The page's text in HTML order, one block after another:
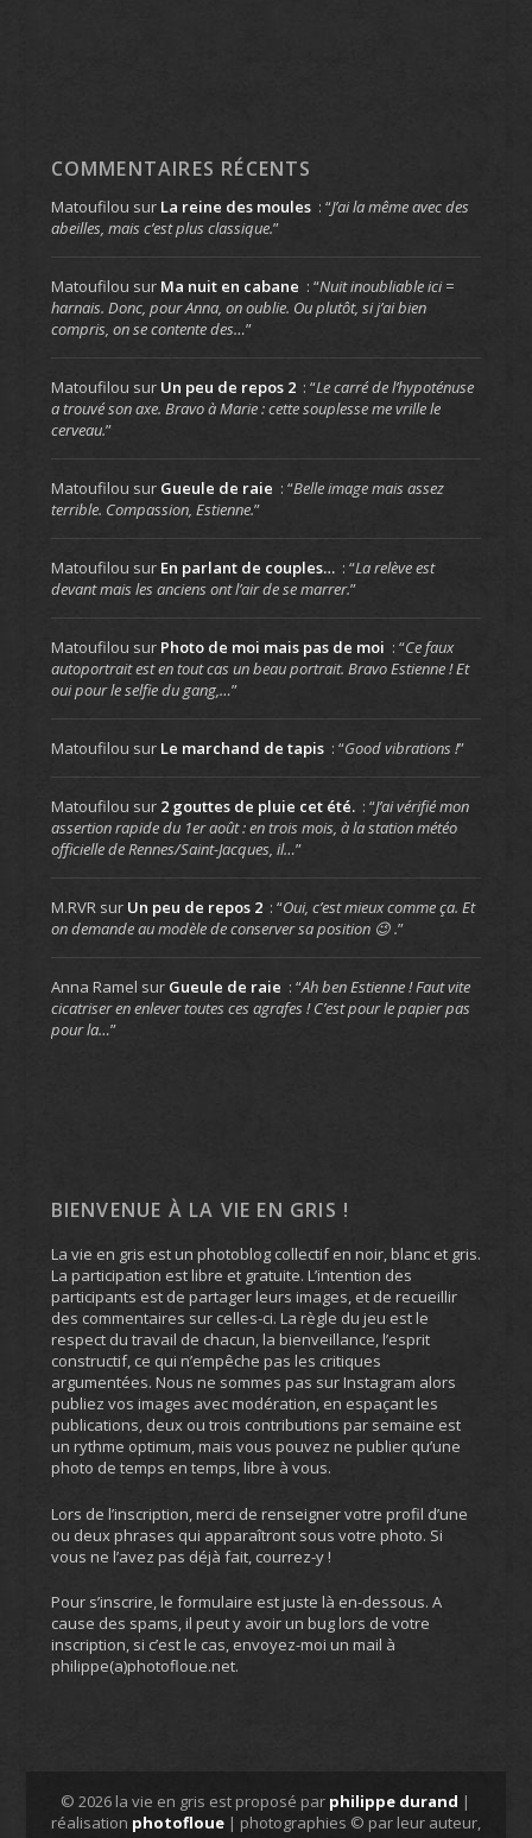
COMMENTAIRES RÉCENTS
Matoufilou sur La reine des moules : “J’ai la même avec des
abeilles, mais c’est plus classique.”
Matoufilou sur Ma nuit en cabane : “Nuit inoubliable ici =
harnais. Donc, pour Anna, on oublie. Ou plutôt, si j’ai bien
compris, on se contente des…”
Matoufilou sur Un peu de repos 2 : “Le carré de l’hypoténuse
a trouvé son axe. Bravo à Marie : cette souplesse me vrille le
cerveau.”
Matoufilou sur Gueule de raie : “Belle image mais assez
terrible. Compassion, Estienne.”
Matoufilou sur En parlant de couples… : “La relève est
devant mais les anciens ont l’air de se marrer.”
Matoufilou sur Photo de moi mais pas de moi : “Ce faux
autoportrait est en tout cas un beau portrait. Bravo Estienne ! Et
oui pour le selfie du gang,…”
Matoufilou sur Le marchand de tapis : “Good vibrations !”
Matoufilou sur 2 gouttes de pluie cet été. : “J’ai vérifié mon
assertion rapide du 1er août : en trois mois, à la station météo
officielle de Rennes/Saint-Jacques, il…”
M.RVRsur Un peu de repos 2 : “Oui, c’est mieux comme ça. Et
on demande au modèle de conserver sa position 😉 .”
Anna Ramel sur Gueule de raie : “Ah ben Estienne ! Faut vite
cicatriser en enlever toutes ces agrafes ! C’est pour le papier pas
pour la…”
BIENVENUE À LA VIE EN GRIS !
La vie en gris est un photoblog collectif en noir, blanc et gris.
La participation est libre et gratuite. L’intention des
participants est de partager leurs images, et de recueillir
des commentaires sur celles-ci. La règle du jeu est le
respect du travail de chacun, la bienveillance, l’esprit
constructif, ce qui n’empêche pas les critiques
argumentées. Nous ne sommes pas sur Instagram alors
publiez vos images avec modération, en espaçant les
publications, deux ou trois contributions par semaine est
un rythme optimum, mais vous pouvez ne publier qu’une
photo de temps en temps, libre à vous.
Lors de l’inscription, merci de renseigner votre profil d’une
ou deux phrases qui apparaîtront sous votre photo. Si
vous ne l’avez pas déjà fait, courrez-y !
Pour s’inscrire, le formulaire est juste là en-dessous. A
cause des spams, il peut y avoir un bug lors de votre
inscription, si c’est le cas, envoyez-moi un mail à
philippe(a)photofloue.net.
© 2026 la vie en gris est proposé par philippe durand |
réalisation photofloue| photographies © par leur auteur,